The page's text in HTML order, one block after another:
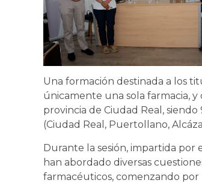
Una formación destinada a los
únicamente una sola farmacia,
provincia de Ciudad Real,
(Ciudad Real, Puertollano,
Durante la sesión, impartida por
han abordado diversas
farmacéuticos, comenzando